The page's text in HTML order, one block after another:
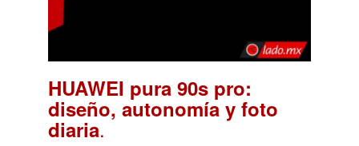
HUAWEI pura 90s pro:
diseño, autonomía y foto
diaria.